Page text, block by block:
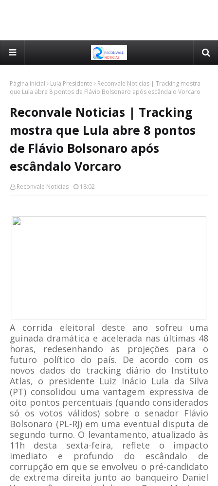
Página inicial Lula Presidente
Reconvale Noticias | Tracking mostra
que Lula abre 8 pontos de Flávio Bolsonaro após escândalo Vorcaro
Reconvale Noticias | Tracking
mostra que Lula abre 8 pontos
de Flávio Bolsonaro após
escândalo Vorcaro
Reconvale Noticias 18:02
A corrida eleitoral deste ano sofreu uma
guinada dramática e acelerada nas últimas 48
horas, redesenhando as projeções para o
futuro político do país. De acordo com os
novos dados do tracking diário do Instituto
Atlas, o presidente Luiz Inácio Lula da Silva
(PT) consolidou uma vantagem expressiva de
oito pontos percentuais (quando considerados
só os votos válidos) sobre o senador Flávio
Bolsonaro (PL-RJ) em uma eventual disputa de
segundo turno. O levantamento, atualizado às
11h desta sexta-feira, reflete o impacto
imediato e profundo do escândalo de
corrupção em que se envolveu o pré-candidato
de extrema direita junto ao banqueiro Daniel